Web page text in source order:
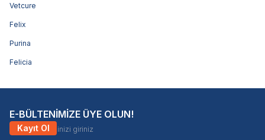
Vetcure
Felix
Purina
Felicia
E-BÜLTENİMİZE ÜYE OLUN!
Kayıt Ol